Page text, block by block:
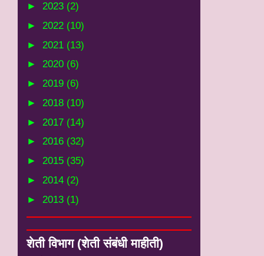
► 2023 (2)
► 2022 (10)
► 2021 (13)
► 2020 (6)
► 2019 (6)
► 2018 (10)
► 2017 (14)
► 2016 (32)
► 2015 (35)
► 2014 (2)
► 2013 (1)
शेती विभाग (शेती संबंधी माहीती)